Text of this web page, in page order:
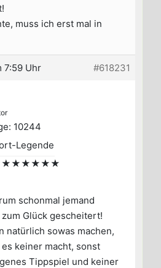
muss ich erst mal in
7:59 Uhr #618231
10244
Legende
schonmal jemand
Glück gescheitert!
natürlich sowas machen,
keiner macht, sonst
Tippspiel und keiner